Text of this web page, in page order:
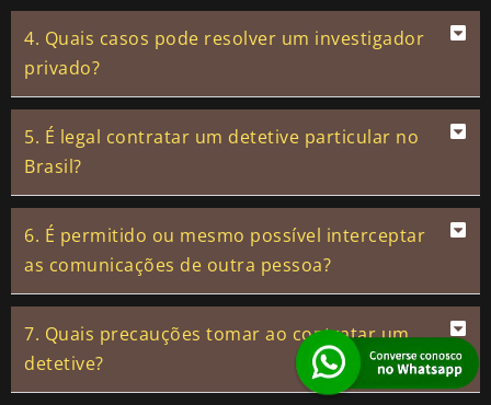
4. Quais casos pode resolver um investigador
privado?
5. É legal contratar um detetive particular no
Brasil?
6. É permitido ou mesmo possível interceptar
as comunicações de outra pessoa?
7. Quais precauções tomar ao contratar um
detetive?